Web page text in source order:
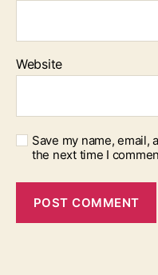
Website
Save my name,
the next time I